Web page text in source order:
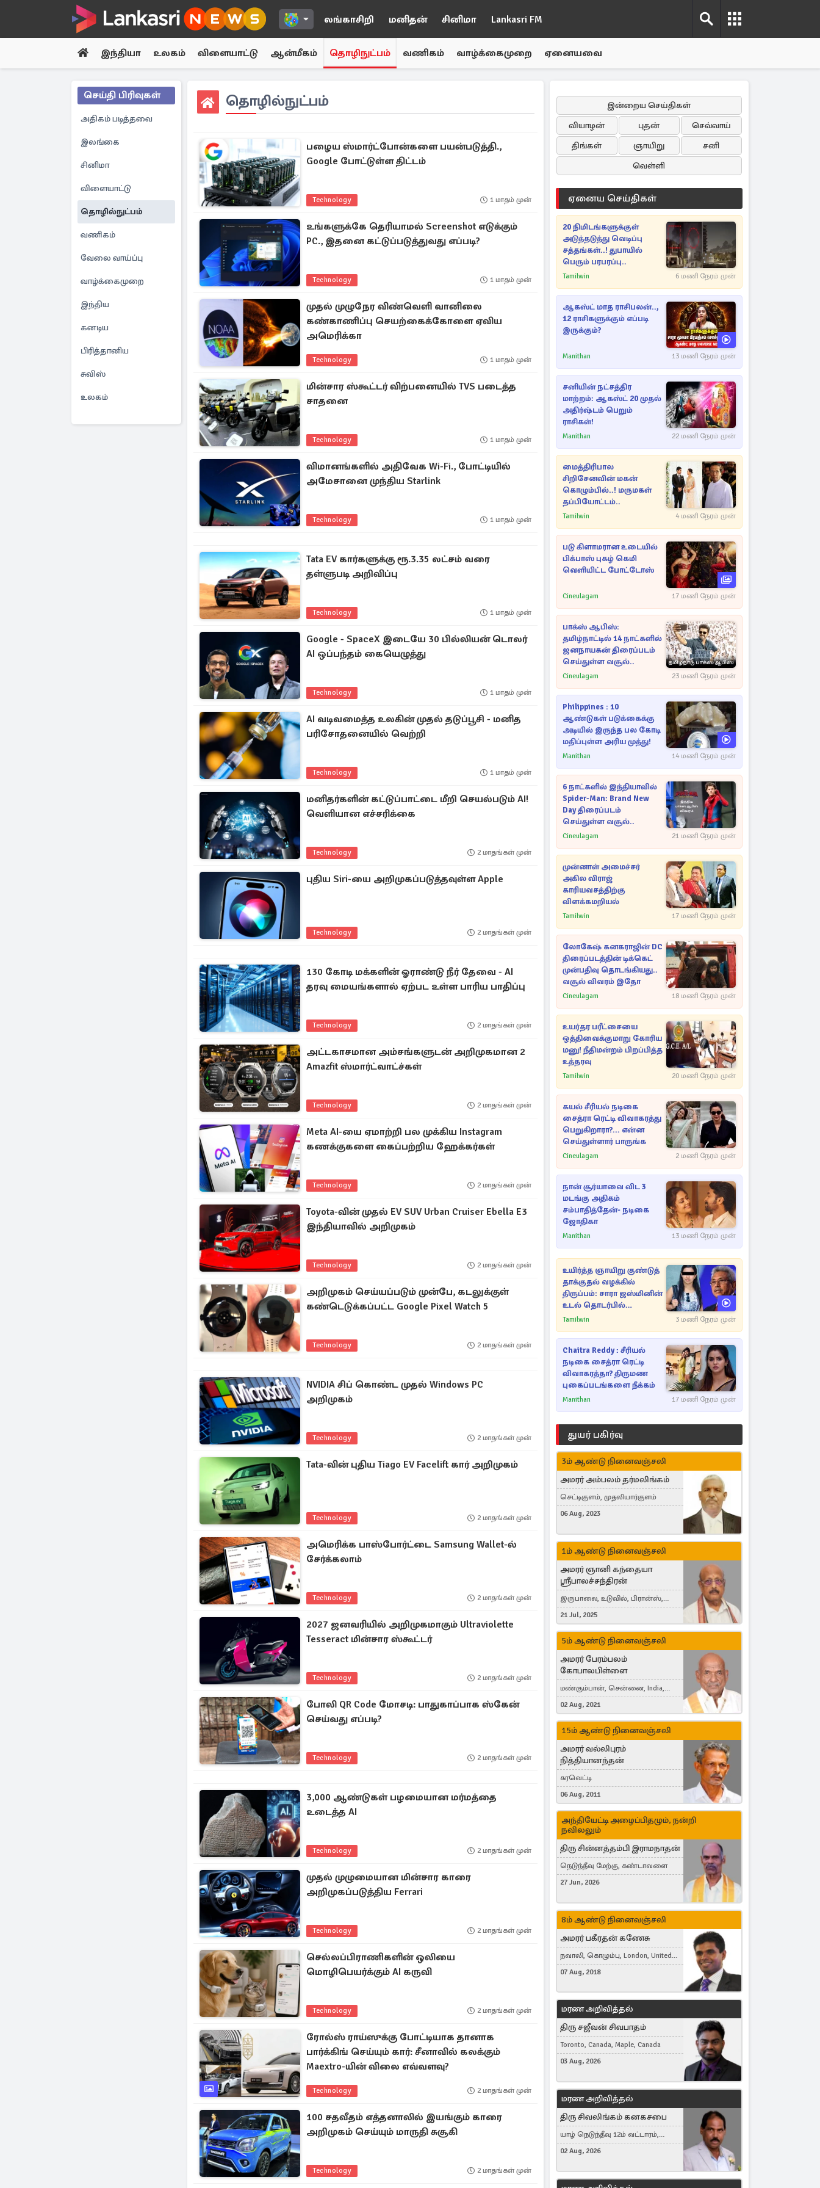
லங்காசிறி மனிதன் சினிமா Lankasri FM
இந்தியா உலகம் விளையாட்டு ஆன்மீகம் தொழிநுட்பம் வணிகம் வாழ்க்கைமுறை ஏனையவை
செய்தி பிரிவுகள்
அதிகம் படித்தவை
இலங்கை
சினிமா
விளையாட்டு
தொழில்நுட்பம்
வணிகம்
வேலை வாய்ப்பு
வாழ்க்கைமுறை
இந்திய
கனடிய
பிரித்தானிய
சுவிஸ்
உலகம்
தொழில்நுட்பம்
பழைய ஸ்மார்ட்போன்களை பயன்படுத்தி.,
Google போட்டுள்ள திட்டம்
Technology 1 மாதம் முன்
உங்களுக்கே தெரியாமல் Screenshot எடுக்கும்
PC., இதனை கட்டுப்படுத்துவது எப்படி?
Technology 1 மாதம் முன்
முதல் முழுநேர விண்வெளி வானிலை
கண்காணிப்பு செயற்கைக்கோளை ஏவிய
அமெரிக்கா
Technology 1 மாதம் முன்
மின்சார ஸ்கூட்டர் விற்பனையில் TVS படைத்த
சாதனை
Technology 1 மாதம் முன்
விமானங்களில் அதிவேக Wi-Fi., போட்டியில்
அமேசானை முந்திய Starlink
Technology 1 மாதம் முன்
Tata EV கார்களுக்கு ரூ.3.35 லட்சம் வரை
தள்ளுபடி அறிவிப்பு
Technology 1 மாதம் முன்
Google - SpaceX இடையே 30 பில்லியன் டொலர்
AI ஒப்பந்தம் கையெழுத்து
Technology 1 மாதம் முன்
AI வடிவமைத்த உலகின் முதல் தடுப்பூசி - மனித
பரிசோதனையில் வெற்றி
Technology 1 மாதம் முன்
மனிதர்களின் கட்டுப்பாட்டை மீறி செயல்படும் AI!
வெளியான எச்சரிக்கை
Technology 2 மாதங்கள் முன்
புதிய Siri-யை அறிமுகப்படுத்தவுள்ள Apple
Technology 2 மாதங்கள் முன்
130 கோடி மக்களின் ஓராண்டு நீர் தேவை - AI
தரவு மையங்களால் ஏற்பட உள்ள பாரிய பாதிப்பு
Technology 2 மாதங்கள் முன்
அட்டகாசமான அம்சங்களுடன் அறிமுகமான 2
Amazfit ஸ்மார்ட்வாட்ச்கள்
Technology 2 மாதங்கள் முன்
Meta AI-யை ஏமாற்றி பல முக்கிய Instagram
கணக்குகளை கைப்பற்றிய ஹேக்கர்கள்
Technology 2 மாதங்கள் முன்
Toyota-வின் முதல் EV SUV Urban Cruiser Ebella E3
இந்தியாவில் அறிமுகம்
Technology 2 மாதங்கள் முன்
அறிமுகம் செய்யப்படும் முன்பே, கடலுக்குள்
கண்டெடுக்கப்பட்ட Google Pixel Watch 5
Technology 2 மாதங்கள் முன்
NVIDIA சிப் கொண்ட முதல் Windows PC
அறிமுகம்
Technology 2 மாதங்கள் முன்
Tata-வின் புதிய Tiago EV Facelift கார் அறிமுகம்
Technology 2 மாதங்கள் முன்
அமெரிக்க பாஸ்போர்ட்டை Samsung Wallet-ல்
சேர்க்கலாம்
Technology 2 மாதங்கள் முன்
2027 ஜனவரியில் அறிமுகமாகும் Ultraviolette
Tesseract மின்சார ஸ்கூட்டர்
Technology 2 மாதங்கள் முன்
போலி QR Code மோசடி: பாதுகாப்பாக ஸ்கேன்
செய்வது எப்படி?
Technology 2 மாதங்கள் முன்
3,000 ஆண்டுகள் பழமையான மர்மத்தை
உடைத்த AI
Technology 2 மாதங்கள் முன்
முதல் முழுமையான மின்சார காரை
அறிமுகப்படுத்திய Ferrari
Technology 2 மாதங்கள் முன்
செல்லப்பிராணிகளின் ஒலியை
மொழிபெயர்க்கும் AI கருவி
Technology 2 மாதங்கள் முன்
ரோல்ஸ் ராய்ஸுக்கு போட்டியாக தானாக
பார்க்கிங் செய்யும் கார்: சீனாவில் கலக்கும்
Maextro-யின் விலை எவ்வளவு?
Technology 2 மாதங்கள் முன்
100 சதவீதம் எத்தனாலில் இயங்கும் காரை
அறிமுகம் செய்யும் மாருதி சுசூகி
Technology 2 மாதங்கள் முன்
இன்றைய செய்திகள்
வியாழன்
புதன்
செவ்வாய்
திங்கள்
ஞாயிறு
சனி
வெள்ளி
ஏனைய செய்திகள்
20 நிமிடங்களுக்குள்
அடுத்தடுத்து வெடிப்பு
சத்தங்கள்..! துபாயில்
பெரும் பரபரப்பு..
Tamilwin 6 மணி நேரம் முன்
ஆகஸ்ட் மாத ராசிபலன்..,
12 ராசிகளுக்கும் எப்படி
இருக்கும்?
Manithan 13 மணி நேரம் முன்
சனியின் நட்சத்திர
மாற்றம்: ஆகஸ்ட் 20 முதல்
அதிர்ஷ்டம் பெறும்
ராசிகள்!
Manithan 22 மணி நேரம் முன்
மைத்திரிபால
சிறிசேனவின் மகன்
கொழும்பில்..! மருமகள்
தப்பியோட்டம்..
Tamilwin 4 மணி நேரம் முன்
படு கிளாமரான உடையில்
பிக்பாஸ் புகழ் கெமி
வெளியிட்ட போட்டோஸ்
Cineulagam 17 மணி நேரம் முன்
பாக்ஸ் ஆபிஸ்:
தமிழ்நாட்டில் 14 நாட்களில்
ஜனநாயகன் திரைப்படம்
செய்துள்ள வசூல்..
Cineulagam 23 மணி நேரம் முன்
Philippines : 10
ஆண்டுகள் படுக்கைக்கு
அடியில் இருந்த பல கோடி
மதிப்புள்ள அரிய முத்து!
Manithan 14 மணி நேரம் முன்
6 நாட்களில் இந்தியாவில்
Spider-Man: Brand New
Day திரைப்படம்
செய்துள்ள வசூல்..
Cineulagam 21 மணி நேரம் முன்
முன்னாள் அமைச்சர்
அகில விராஜ்
காரியவசத்திற்கு
விளக்கமறியல்
Tamilwin 17 மணி நேரம் முன்
லோகேஷ் கனகராஜின் DC
திரைப்படத்தின் டிக்கெட்
முன்பதிவு தொடங்கியது..
வசூல் விவரம் இதோ
Cineulagam 18 மணி நேரம் முன்
உயர்தர பரீட்சையை
ஒத்திவைக்குமாறு கோரிய
மனு! நீதிமன்றம் பிறப்பித்த
உத்தரவு
Tamilwin 20 மணி நேரம் முன்
கயல் சீரியல் நடிகை
சைத்ரா ரெட்டி விவாகரத்து
பெறுகிறாரா?... என்ன
செய்துள்ளார் பாருங்க
Cineulagam 2 மணி நேரம் முன்
நான் சூர்யாவை விட 3
மடங்கு அதிகம்
சம்பாதித்தேன்- நடிகை
ஜோதிகா
Manithan 13 மணி நேரம் முன்
உயிர்த்த ஞாயிறு குண்டுத்
தாக்குதல் வழக்கில்
திருப்பம்: சாரா ஜஸ்மினின்
உடல் தொடர்பில்
நீதிமன்றத்தில் வெளியான
Tamilwin 3 மணி நேரம் முன்
Chaitra Reddy : சீரியல்
நடிகை சைத்ரா ரெட்டி
விவாகரத்தா? திருமண
புகைப்படங்களை நீக்கம்
Manithan 17 மணி நேரம் முன்
துயர் பகிர்வு
3ம் ஆண்டு நினைவஞ்சலி
அமரர் அம்பலம் தர்மலிங்கம்
செட்டிகுளம், முதலியார்குளம்
06 Aug, 2023
1ம் ஆண்டு நினைவஞ்சலி
அமரர் ஞானி கந்தையா
ஸ்ரீபாலச்சந்திரன்
இருபாலை, உடுவில், பிரான்ஸ்,
France
21 Jul, 2025
5ம் ஆண்டு நினைவஞ்சலி
அமரர் பேரம்பலம்
கோபாலபிள்ளை
மண்கும்பான், சென்னை, India,
Cergy, France
02 Aug, 2021
15ம் ஆண்டு நினைவஞ்சலி
அமரர் வல்லிபுரம்
நித்தியானந்தன்
கரவெட்டி
06 Aug, 2011
அந்தியேட்டி அழைப்பிதழும், நன்றி
நவிலலும்
திரு சின்னத்தம்பி இராமநாதன்
நெடுந்தீவு மேற்கு, கண்டாவளை
27 Jun, 2026
8ம் ஆண்டு நினைவஞ்சலி
அமரர் பகீரதன் கணேசு
நவாலி, கொழும்பு, London, United
Kingdom
07 Aug, 2018
மரண அறிவித்தல்
திரு சஜீவன் சிவபாதம்
Toronto, Canada, Maple, Canada
03 Aug, 2026
மரண அறிவித்தல்
திரு சிவலிங்கம் கனகசபை
யாழ் நெடுந்தீவு 12ம் வட்டாரம்,
Jaffna, நயினாதீவு, London, United
02 Aug, 2026